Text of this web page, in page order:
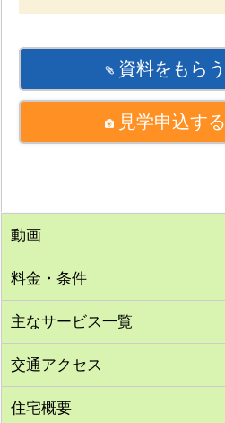
資料をもらう
見学申込する
動画
料金・条件
主なサービス一覧
交通アクセス
住宅概要